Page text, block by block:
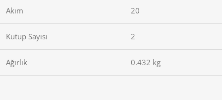
Akım 20
Kutup Sayısı 2
Ağırlık 0.432 kg